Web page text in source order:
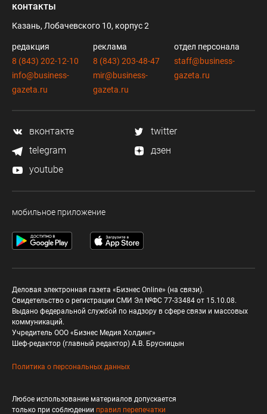
контакты
Казань, Лобачевского 10, корпус 2
редакция
8 (843) 202-12-10
info@business-
gazeta.ru
реклама
8 (843) 203-48-47
mir@business-
gazeta.ru
отдел персонала
staff@business-
gazeta.ru
вконтакте
twitter
telegram
дзен
youtube
мобильное приложение
Деловая электронная газета «Бизнес Online» (на связи).
Свидетельство о регистрации СМИ Эл №ФС 77-33484 от 15.10.08.
Выдано федеральной службой по надзору в сфере связи и массовых
коммуникаций.
Учредитель ООО «Бизнес Медия Холдинг»
Шеф-редактор (главный редактор) А.В. Брусницын
Политика о персональных данных
Любое использование материалов допускается
только при соблюдении правил перепечатки